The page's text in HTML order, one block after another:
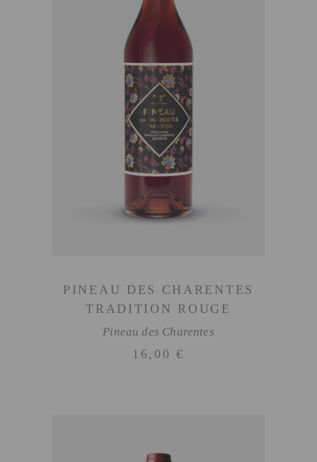
AJOUTER AU PANIER
PINEAU DES CHARENTES
TRADITION ROUGE
Pineau des Charentes
16,00€